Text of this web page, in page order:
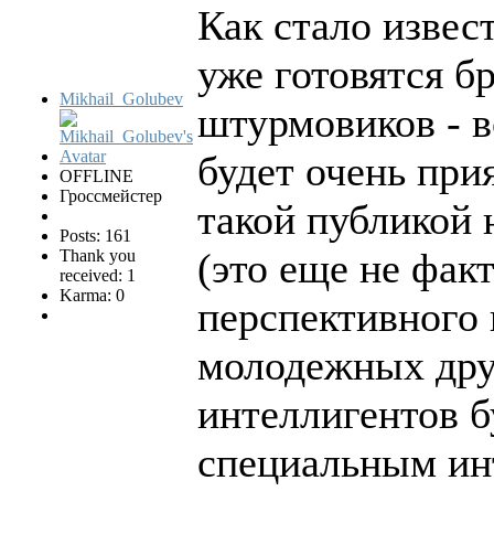
Mikhail_Golubev
OFFLINE
Гроссмейстер
Posts: 161
Thank you
received: 1
Karma: 0
Как стало
уже готовятся
штурмовиков -
будет очень
такой публикой
(это еще не
молодежных
интеллигентов
специальным